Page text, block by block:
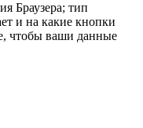
Браузера; тип
и на какие кнопки
чтобы ваши данные